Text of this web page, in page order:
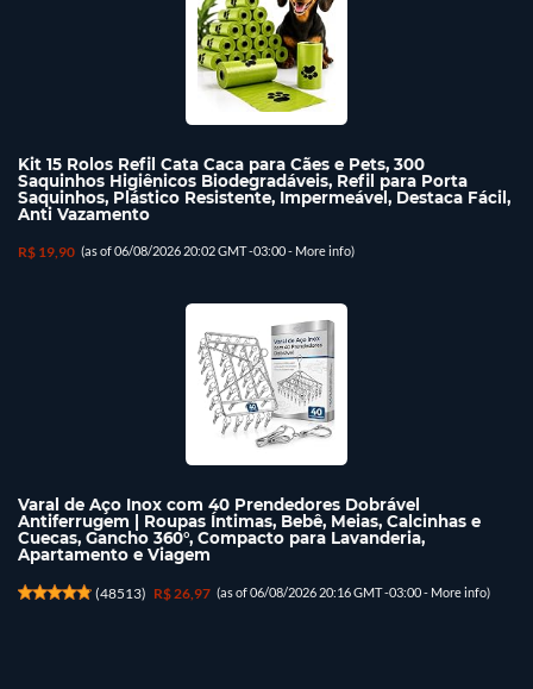
Kit 15 Rolos Refil Cata Caca para Cães e Pets, 300
Saquinhos Higiênicos Biodegradáveis, Refil para Porta
Saquinhos, Plástico Resistente, Impermeável, Destaca Fácil,
Anti Vazamento
R$ 19,90 (as of 06/08/2026 20:02 GMT -03:00 - More info)
Varal de Aço Inox com 40 Prendedores Dobrável
Antiferrugem | Roupas Íntimas, Bebê, Meias, Calcinhas e
Cuecas, Gancho 360°, Compacto para Lavanderia,
Apartamento e Viagem
(48513) R$ 26,97 (as of 06/08/2026 20:16 GMT -03:00 - More info)